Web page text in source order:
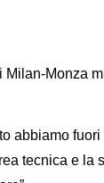
Milan-Monza
abbiamo
tecnica e la